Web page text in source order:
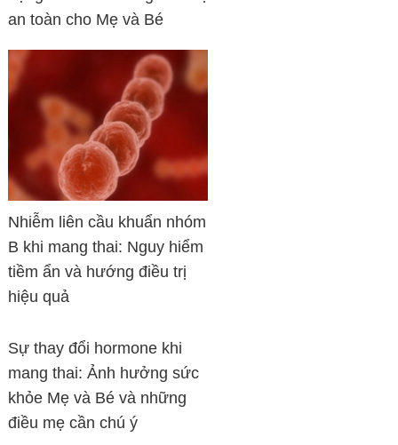
an toàn cho Mẹ và Bé
Nhiễm liên cầu khuẩn nhóm
B khi mang thai: Nguy hiểm
tiềm ẩn và hướng điều trị
hiệu quả
Sự thay đổi hormone khi
mang thai: Ảnh hưởng sức
khỏe Mẹ và Bé và những
điều mẹ cần chú ý